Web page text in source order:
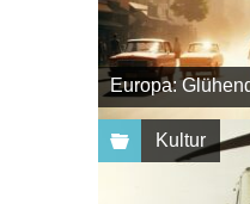
Europa:
Kultur